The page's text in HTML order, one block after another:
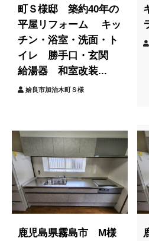
町Ｓ様邸 築約40年の
平屋リフォーム キッ
チン・浴室・洗面・ト
イレ 勝手口・玄関
給湯器 和室改装...
姶良市加治木町Ｓ様
鹿児島県霧島市 M様